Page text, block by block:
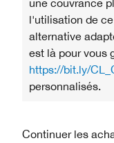
l'utilisation de
alternative
est là pour vous
https://bit.ly/
personnalisés.
Continuer les